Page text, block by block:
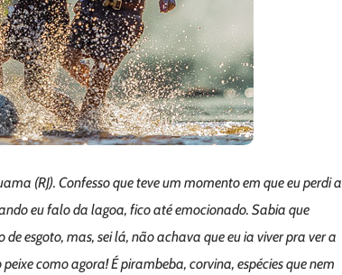
(RJ). Confesso que teve um momento em que eu perdi a
eu falo da lagoa, fico até emocionado. Sabia que
esgoto, mas, sei lá, não achava que eu ia viver pra ver a
como agora! É pirambeba, corvina, espécies que nem